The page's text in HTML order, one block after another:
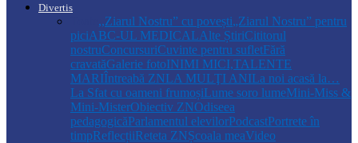
Divertis
,,Ziarul Nostru” cu povești„Ziarul Nostru” pentru
piciABC-UL MEDICALAlte ȘtiriCititorul
nostruConcursuriCuvinte pentru sufletFără
cravatăGalerie fotoINIMI MICI,TALENTE
MARIÎntreabă ZNLA MULŢI ANILa noi acasă la…
La Sfat cu oameni frumoșiLume soro lumeMini-Miss &
Mini-MisterObiectiv ZNOdiseea
pedagogicăParlamentul elevilorPodcastPortrete în
timpReflecțiiReteta ZNȘcoala meaVideo